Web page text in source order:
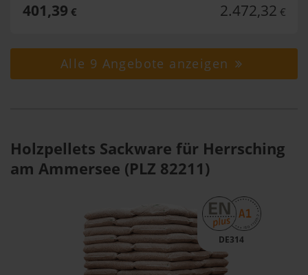
401,39 € 2.472,32 €
Alle 9 Angebote anzeigen
Holzpellets Sackware für Herrsching
am Ammersee (PLZ 82211)
DE314